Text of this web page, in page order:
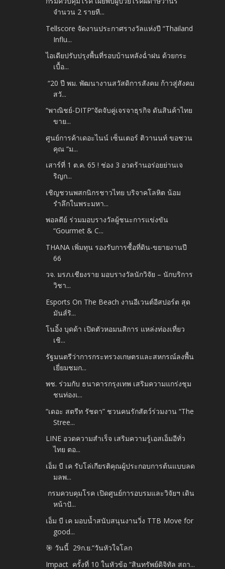
จำนวน 2 รายที...
Tellscore จัดงานประกาศรางวัลแห่งปี “Thailand
Influ...
ไอเดียปรับปรุงพื้นที่รอบบ้านหลังฉ่ำฝน ด้วยกระ
เบื้อ...
“20 ปี พม. พัฒนางานสวัสดิการสังคม ก้าวสู่สังคม
สวั...
“พาณิชย์-DITP”จัดจับคู่เจรจาธุรกิจ ดันสินค้าไทย
ขาย...
ศูนย์การค้าเดอะไนน์ เซ็นเตอร์ ติวานนท์ ขอชวน
คุณ “ม...
เสาร์ที่ 1 ต.ค. 65 ! ช่อง 3 อวดร้านอร่อยย่านเจ
ริญก...
เชิญชวนพสกนิกรชาวไทย บริจาคโลหิต น้อม
รำลึกในพระมหา...
พอลดีย์ ร่วมมอบรางวัลผู้ชนะการแข่งขัน
“Gourmet & C...
THANA เพิ่มทุน รองรับการซื้อที่ดิน-ขยายงานปี
66
วจ. มรภ.เชียงราย มอบรางวัลนักวิจัย – นักบริการ
วิชา...
Esports On The Beach งานอีเวนต์อีสปอร์ต สุด
มันส์ริ...
โนอิ้ง บุดด้า เปิดตัวหอมนสิการ แหล่งท่องเที่ยว
เชิ...
รัฐมนตรีว่าการกระทรวงเกษตรและสหกรณ์ลงพื้น
เยี่ยมชมก...
พช. ร่วมกับ ธนาคารกรุงเทพ เสริมความแกร่งชุม
ชนท่องเ...
“เดอะ สตรีท รัชดา” ชวนคนรักสัตว์ร่วมงาน “The
Stree...
LINE อวดความสำเร็จ เสริมความรู้เอสเอ็มอีทั่ว
ไทย ตอ...
เอ็ม บี เค รับโล่เกียรติคุณผู้ประกอบการต้นแบบลด
มลพ...
กรมควบคุมโรค เปิดศูนย์การอบรมและวิจัยฯ เดิน
หน้าปั...
เอ็ม บี เค มอบน้ำสนับสนุนงานวิ่ง TTB Move for
good...
🎯 วันนี้ 29ก.ย.​“วันหัวใจโลก
Impact ครั้งที่ 10 ในหัวข้อ “สินทรัพย์ดิจิทัล สถา...